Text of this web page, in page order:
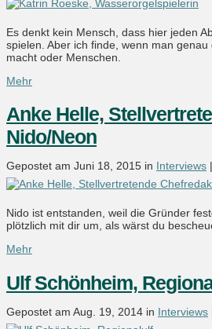
Es denkt kein Mensch, dass hier jeden
spielen. Aber ich finde, wenn man
macht oder Menschen.
Mehr
Anke Helle,
Nido/Neon
Gepostet am Juni 18, 2015 in Interviews |
Nido ist entstanden, weil die Gründer
plötzlich mit dir um, als wärst du
Mehr
Ulf Schönheim,
Gepostet am Aug. 19, 2014 in Interviews